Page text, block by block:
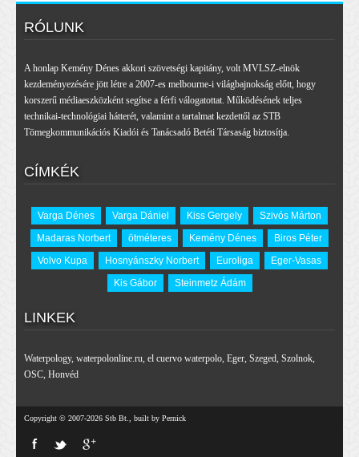
RÓLUNK
A honlap Kemény Dénes akkori szövetségi kapitány, volt MVLSZ-elnök
kezdeményezésére jött létre a 2007-es melbourne-i világbajnokság előtt, hogy
korszerű médiaeszközként segítse a férfi válogatottat. Működésének teljes
technikai-technológiai hátterét, valamint a tartalmat kezdettől az STB
Tömegkommunikációs Kiadói és Tanácsadó Betéti Társaság biztosítja.
CÍMKÉK
Varga Dénes Varga Dániel Kiss Gergely
Szivós Márton
Madaras Norbert
ötméteres Kemény Dénes
Biros Péter
Volvo Kupa
Hosnyánszky Norbert Euroliga
Eger-Vasas
Kis Gábor
Steinmetz Ádám
LINKEK
Waterpology, waterpolonline.ru, el cuervo waterpolo, Eger, Szeged, Szolnok,
OSC, Honvéd
Copyright © 2007-2026 Stb Bt., built by Pernick